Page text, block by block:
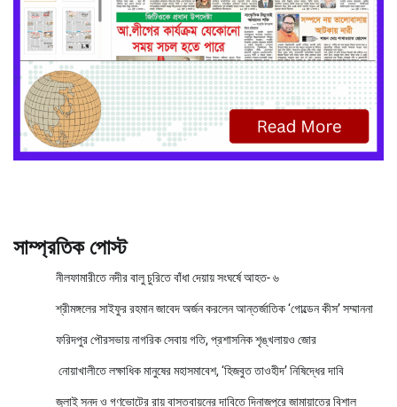
সাম্প্রতিক পোস্ট
নীলফামারীতে নদীর বালু চুরিতে বাঁধা দেয়ায় সংঘর্ষে আহত- ৬
শ্রীমঙ্গলের সাইফুর রহমান জাবেদ অর্জন করলেন আন্তর্জাতিক ‘গোল্ডেন কীস’ সম্মাননা
ফরিদপুর পৌরসভায় নাগরিক সেবায় গতি, প্রশাসনিক শৃঙ্খলায়ও জোর
নোয়াখালীতে লক্ষাধিক মানুষের মহাসমাবেশ, ‘হিজবুত তাওহীদ’ নিষিদ্ধের দাবি
জুলাই সনদ ও গণভোটের রায় বাস্তবায়নের দাবিতে দিনাজপুরে জামায়াতের বিশাল